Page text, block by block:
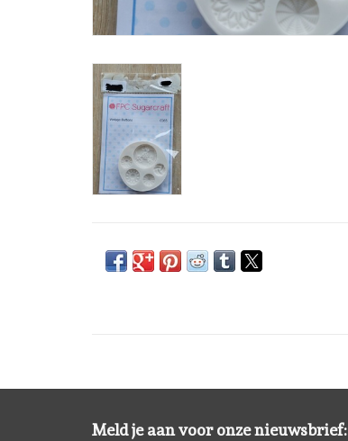
Meld je aan voor onze nieuwsbrief: